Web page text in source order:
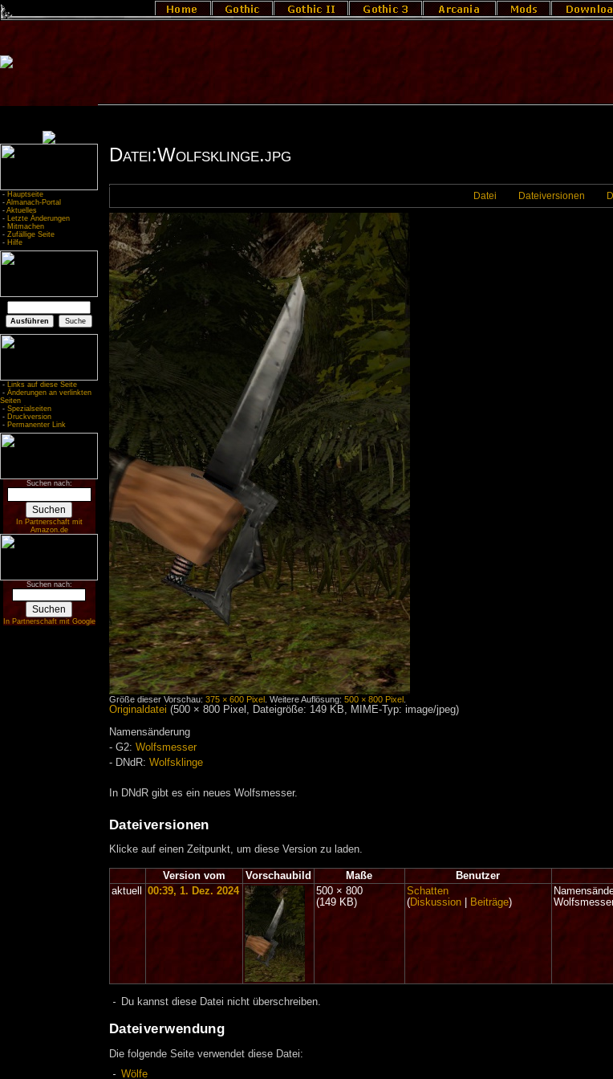
- Hauptseite
- Almanach-Portal
- Aktuelles
- Letzte Änderungen
- Mitmachen
- Zufällige Seite
- Hilfe
- Links auf diese Seite
- Änderungen an verlinkten
Seiten
- Spezialseiten
- Druckversion
- Permanenter Link
Suchen nach:
In Partnerschaft mit
Amazon.de
Suchen nach:
In Partnerschaft mit Google
Datei:Wolfsklinge.jpg
Datei Dateiversionen
Größe dieser Vorschau: 375 × 600 Pixel. Weitere Auflösung: 500 × 800 Pixel.
Originaldatei (500 × 800 Pixel, Dateigröße: 149 KB, MIME-Typ: image/jpeg)
Namensänderung
- G2: Wolfsmesser
- DNdR: Wolfsklinge
In DNdR gibt es ein neues Wolfsmesser.
Dateiversionen
Klicke auf einen Zeitpunkt, um diese Version zu laden.
Version vom Vorschaubild Maße Benutzer
aktuell
00:39, 1. Dez. 2024
500 × 800
(149 KB)
Schatten
(Diskussion Beiträge)
Du kannst diese Datei nicht überschreiben.
Dateiverwendung
Die folgende Seite verwendet diese Datei:
Wölfe